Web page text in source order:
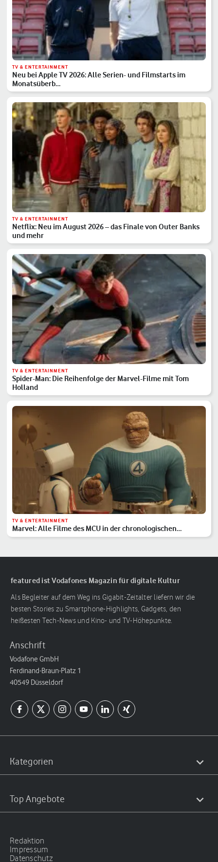
TV & ENTERTAINMENT
Neu bei Apple TV 2026: Alle Serien- und Filmstarts im
Monatsüberb…
TV & ENTERTAINMENT
Netflix: Neu im August 2026 – das Finale von Outer Banks
und mehr
TV & ENTERTAINMENT
Spider-Man: Die Reihenfolge der Marvel-Filme mit Tom
Holland
TV & ENTERTAINMENT
Marvel: Alle Filme des MCU in der chronologischen
Reihenfolge
featured ist Vodafones Magazin für digitale Kultur
Als Begleiter auf dem Weg ins Gigabit-Zeitalter liefern wir die
besten Stories zu Smartphone-Highlights, Gadgets, den
heißesten Tech-News und Kino- und TV-Höhepunkte.
Anschrift
Vodafone GmbH
Ferdinand-Braun-Platz 1
40549 Düsseldorf
Kategorien
Top Angebote
Redaktion
Impressum
Datenschutz